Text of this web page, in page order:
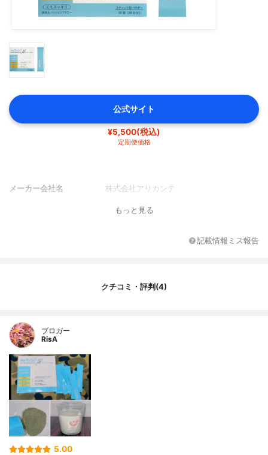
公式サイト
¥5,500(税込)
定期便価格
メーカー会社名 株式会社アリカンテ
もっと見る
記載情報ミス報告
クチコミ・評判(4)
ブロガー
RisA
5.00